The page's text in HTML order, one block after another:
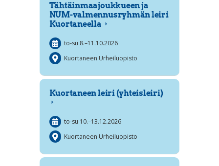
Tähtäinmaajoukkueen ja
NUM-valmennusryhmän leiri
Kuortaneella
to-su 8.–11.10.2026
Kuortaneen Urheiluopisto
Kuortaneen leiri (yhteisleiri)
to-su 10.–13.12.2026
Kuortaneen Urheiluopisto